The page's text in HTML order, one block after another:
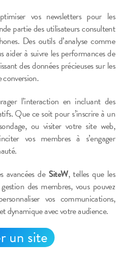
vos newsletters pour les
partie des utilisateurs consultent
Des outils d’analyse comme
aider à suivre les performances de
des données précieuses sur les
conversion.
l’interaction en incluant des
Que ce soit pour s’inscrire à un
ou visiter votre site web,
vos membres à s’engager
avancées de SiteW, telles que les
des membres, vous pouvez
vos communications,
dynamique avec votre audience.
un site